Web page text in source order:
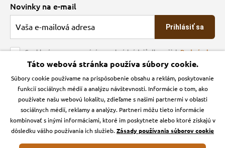
O spoločnosti
Veľkoobchod
Obchodné podmienky
Kontakt
Podmienky ochrany osobných údajov
Zásady používanie cookies a Google Analytics
Novinky na e-mail
Prihlásiť sa
Souhlasím se zpracováním osobních údajů dle našichPodmínek
ochrany osobních údajů
Krmiva Pučálka na sociálnych sieťach
Instagran Facebook
Táto webová stránka používa súbory cookie.
Súbory cookie používame na prispôsobenie obsahu a reklám, poskytovanie
funkcií sociálnych médií a analýzu návštevnosti. Informácie o tom, ako
používate našu webovú lokalitu, zdieľame s našimi partnermi v oblasti
sociálnych médií, reklamy a analýzy. Partneri môžu tieto informácie
kombinovať s inými informáciami, ktoré im poskytnete alebo ktoré získajú v
dôsledku vášho používania ich služieb.Zásady používania súborov cookie